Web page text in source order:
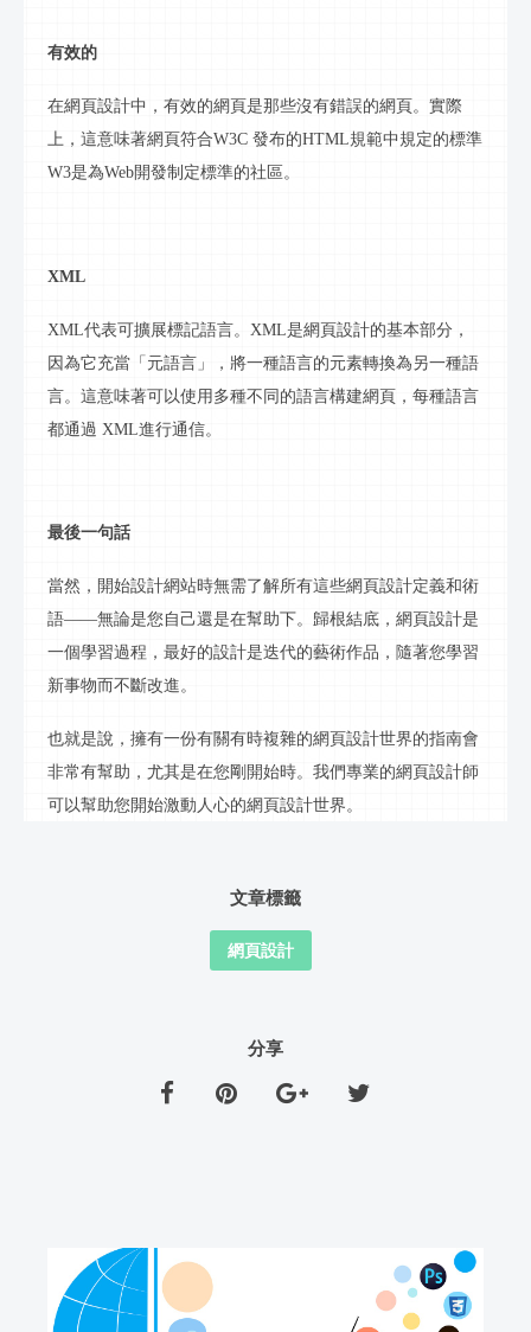
有效的
在網頁設計中，有效的網頁是那些沒有錯誤的網頁。實際
上，這意味著網頁符合W3C 發布的HTML規範中規定的標準
W3是為Web開發制定標準的社區。
XML
XML代表可擴展標記語言。XML是網頁設計的基本部分，
因為它充當「元語言」，將一種語言的元素轉換為另一種語
言。這意味著可以使用多種不同的語言構建網頁，每種語言
都通過 XML進行通信。
最後一句話
當然，開始設計網站時無需了解所有這些網頁設計定義和術
語——無論是您自己還是在幫助下。歸根結底，網頁設計是
一個學習過程，最好的設計是迭代的藝術作品，隨著您學習
新事物而不斷改進。
也就是說，擁有一份有關有時複雜的網頁設計世界的指南會
非常有幫助，尤其是在您剛開始時。我們專業的網頁設計師
可以幫助您開始激動人心的網頁設計世界。
文章標籤
網頁設計
分享